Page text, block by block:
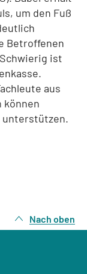
um den Fuß
Betroffenen
ist
aus
können
unterstützen.
Nach oben